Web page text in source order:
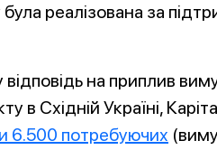
реалізована за
на приплив
в Східній Україні,
6.500 потребуючих